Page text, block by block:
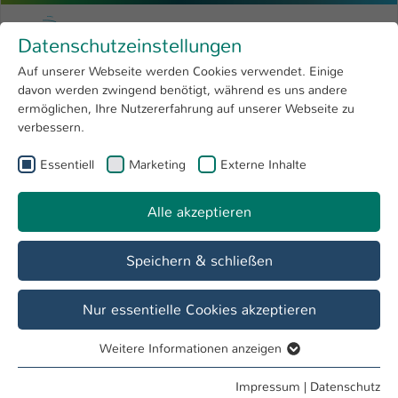
Menu
Forschung 4
Open submenu
Hochschule
International
Zum Hauptinhalt springen
Hochschule Kaiserslautern
Sie sind hier:
Wirtschaft und Transfer
Referat Wirtschaft und Transfer
Transferfonds Serviceangebote
Deutschlandstipendium on Tour
Unternehmen erleben. Netzwerke stärken.
Datenschutzeinstellungen
Auf unserer Webseite werden Cookies verwendet. Einige
davon werden zwingend benötigt, während es uns andere
ermöglichen, Ihre Nutzererfahrung auf unserer Webseite zu
verbessern.
Essentiell Marketing Externe Inhalte
Alle akzeptieren
Speichern & schließen
Nur essentielle Cookies akzeptieren
Essentielle Cookies werden für grundlegende Funktionen
Weitere Informationen anzeigen
Impressum | Datenschutz